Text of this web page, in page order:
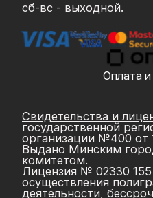
сб-вс - выходной.
Оплата
Свидетельства и
государственной
организации №400 от
Выдано Минским
комитетом.
Лицензия № 02330
осуществления
деятельности,